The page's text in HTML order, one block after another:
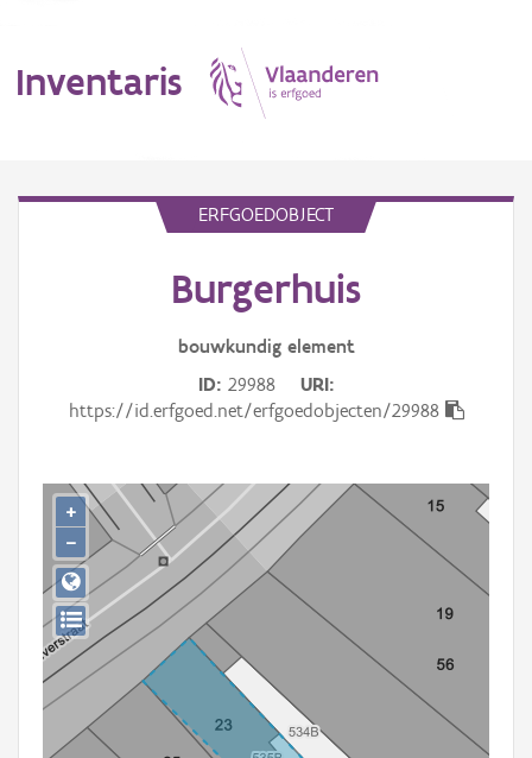
Inventaris
Gebeurtenis
Persoon of collectief
Downloads
Hergebruik
Aanmelden
ERFGOEDOBJECT
Burgerhuis
bouwkundig element
ID 29988
URI
https://id.erfgoed.net/erfgoedobjecten/29988
+
−